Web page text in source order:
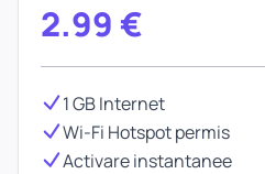
2.99 €
1 GB Internet
Wi-Fi Hotspot permis
Activare instantanee